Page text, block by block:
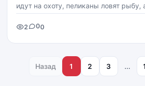
идут на охоту, пеликаны ловят рыбу,
положено, держатся стаей -
Игра подойдет для 1-5 игроков,
2 00
Назад 1 2 3 ...